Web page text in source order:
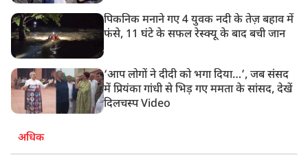
पिकनिक मनाने गए 4 युवक नदी के तेज़ बहाव में
फंसे, 11 घंटे के सफल रेस्क्यू के बाद बची जान
‘आप लोगों ने दीदी को भगा दिया…’, जब संसद
में प्रियंका गांधी से भिड़ गए ममता के सांसद, देखें
दिलचस्प Video
अधिक